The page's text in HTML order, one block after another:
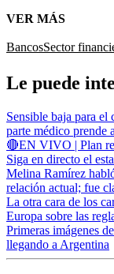
VER MÁS
BancosSector
Le puede
Sensible baja para
parte médico prende
🔴EN VIVO | Plan
Siga en directo el
Melina Ramírez
relación actual; fue
La otra cara de los
Europa sobre las
Primeras imágenes
llegando a Argentina